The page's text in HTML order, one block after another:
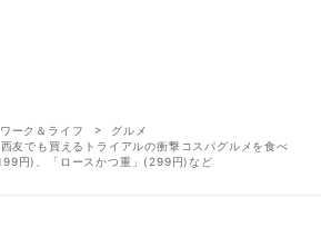
ワーク＆ライフ
グルメ
友でも買えるトライアルの衝撃コスパグルメを食べ
円)、「ロースかつ重」(299円)など